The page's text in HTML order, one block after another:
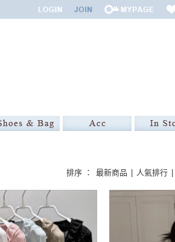
排序 ： 最新商品 人氣排行